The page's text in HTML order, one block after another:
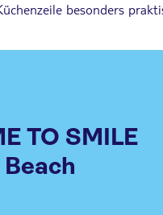
besonders
TO SMILE